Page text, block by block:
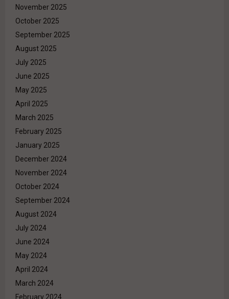
November 2025
October 2025
September 2025
August 2025
July 2025
June 2025
May 2025
April 2025
March 2025
February 2025
January 2025
December 2024
November 2024
October 2024
September 2024
August 2024
July 2024
June 2024
May 2024
April 2024
March 2024
February 2024